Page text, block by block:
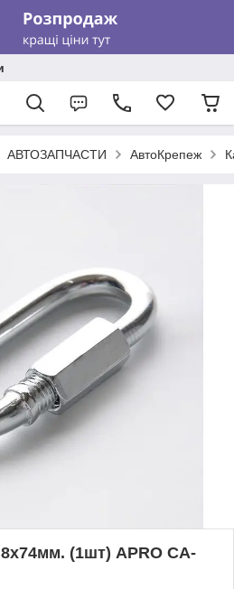
АВТОЗАПЧАСТИ АвтоКрепеж
(1шт) APRO CA-